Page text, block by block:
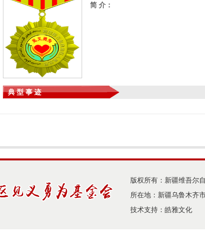
简 介：
典 型 事 迹
版权所有：新疆维吾尔
所在地：新疆乌鲁木齐
技术支持： 皓雅文化